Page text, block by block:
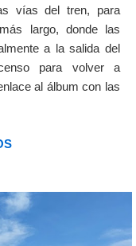
vías del tren, para
largo, donde las
a la salida del
para volver a
al álbum con las